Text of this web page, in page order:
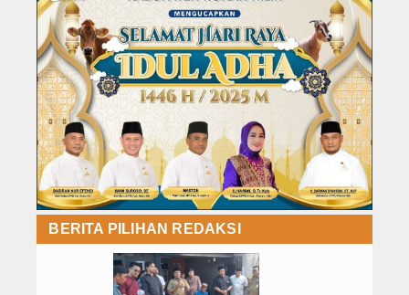
BERITA PILIHAN REDAKSI